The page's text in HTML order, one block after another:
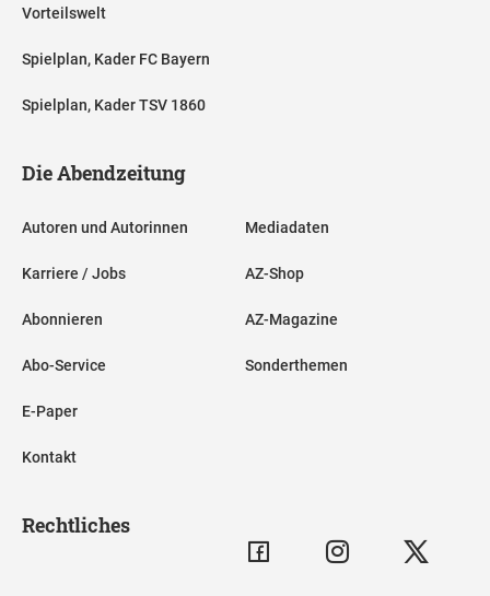
Vorteilswelt
Spielplan, Kader FC Bayern
Spielplan, Kader TSV 1860
Die Abendzeitung
Autoren und Autorinnen
Karriere / Jobs
Abonnieren
Abo-Service
E-Paper
Kontakt
Mediadaten
AZ-Shop
AZ-Magazine
Sonderthemen
Rechtliches